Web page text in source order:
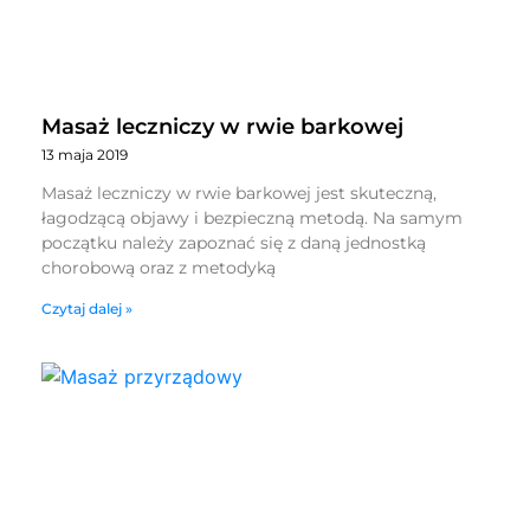
Masaż leczniczy w rwie barkowej
13 maja 2019
Masaż leczniczy w rwie barkowej jest skuteczną,
łagodzącą objawy i bezpieczną metodą. Na samym
początku należy zapoznać się z daną jednostką
chorobową oraz z metodyką
Czytaj dalej »